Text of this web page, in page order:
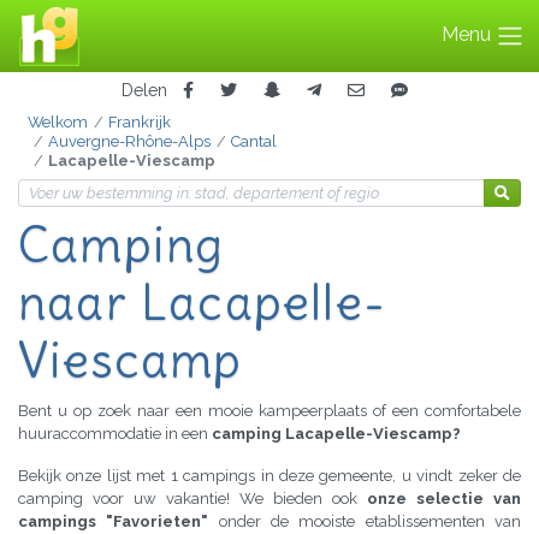
Menu
Delen
Welkom
Frankrijk
Auvergne-Rhône-Alps
Cantal
Lacapelle-Viescamp
Camping
naar Lacapelle-
Viescamp
Bent u op zoek naar een mooie kampeerplaats of een comfortabele
huuraccommodatie in een camping Lacapelle-Viescamp?
Bekijk onze lijst met 1 campings in deze gemeente, u vindt zeker de
camping voor uw vakantie! We bieden ook onze selectie van
campings "Favorieten" onder de mooiste etablissementen van